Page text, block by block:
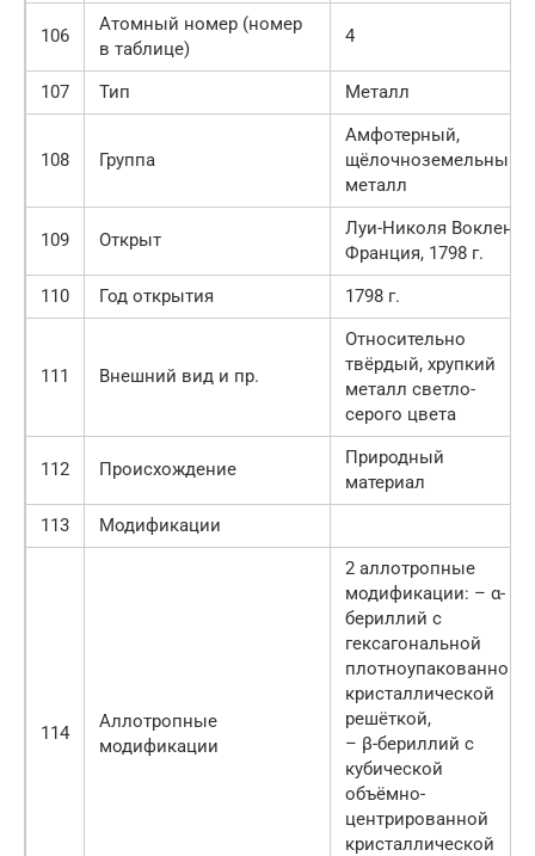
106
Атомный номер (номер
в таблице)
4
107 Тип Металл
108 Группа
Амфотерный,
щёлочноземельный
металл
109 Открыт
Луи-Николя Воклен,
Франция, 1798 г.
110
Год открытия 1798 г.
111 Внешний вид и пр.
Относительно
твёрдый, хрупкий
металл светло-
серого цвета
112 Происхождение
Природный
материал
113
Модификации
114
Аллотропные
модификации
2 аллотропные
модификации: – α-
бериллий с
гексагональной
плотноупакованной
кристаллической
решёткой,
– β-бериллий с
кубической
объёмно-
центрированной
кристаллической